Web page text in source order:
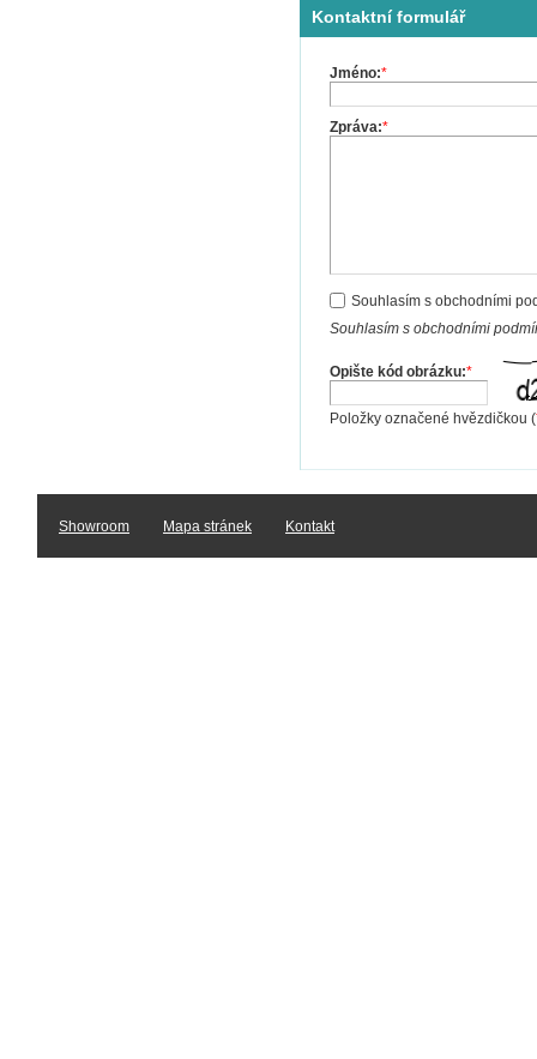
Kontaktní formulář
Jméno:*
Zpráva:*
Souhlasím s obchodními
Souhlasím s obchodními
Opište kód obrázku:*
Položky označené hvězdičkou (
Showroom Mapa stránek Kontakt